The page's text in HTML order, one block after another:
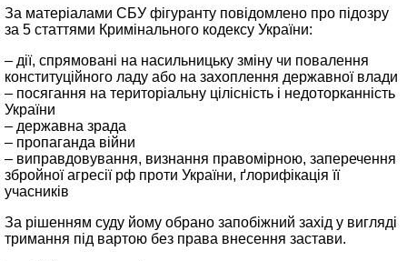
За матеріалами СБУ фігуранту повідомлено про підозру
за 5 статтями Кримінального кодексу України:
– дії, спрямовані на насильницьку зміну чи повалення
конституційного ладу або на захоплення державної влади
– посягання на територіальну цілісність і недоторканність
України
– державна зрада
– пропаганда війни
– виправдовування, визнання правомірною, заперечення
збройної агресії рф проти України, ґлорифікація її
учасників
За рішенням суду йому обрано запобіжний захід у вигляді
тримання під вартою без права внесення застави.